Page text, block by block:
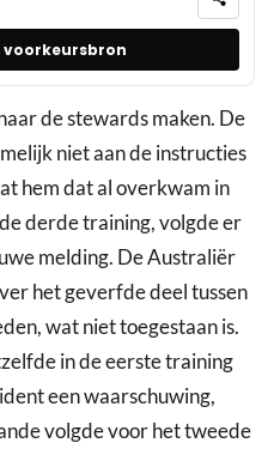
voorkeursbron
de stewards maken. De
niet aan de instructies
hem dat al overkwam in
derde training, volgde er
melding. De Australiër
het geverfde deel tussen
wat niet toegestaan is.
in de eerste training
een waarschuwing,
volgde voor het tweede